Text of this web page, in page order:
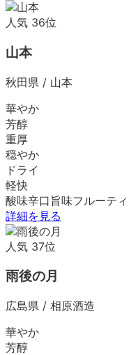
人気 36位
山本
秋田県 / 山本
華やか
芳醇
重厚
穏やか
ドライ
軽快
酸味辛口 旨味フルーティ
詳細を見る
人気 37位
雨後の月
広島県 / 相原酒造
華やか
芳醇